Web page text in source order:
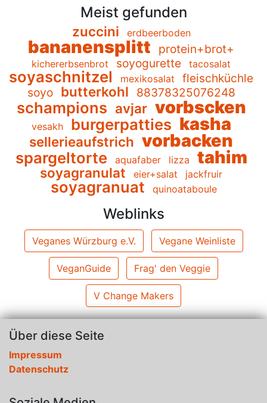
Meist gefunden
zuccini erdbeerboden
bananensplitt protein+brot+
kichererbsenbrot soyogurette tacosalat
soyaschnitzel mexikosalat
fleischküchle
soyo
butterkohl 88378325076248
schampions avjar vorbscken
vesakh burgerpatties kasha
sellerieaufstrich vorbacken
spargeltorte aquafaber lizza tahim
soyagranulat eier+salat jackfruir
soyagranuat quinoataboule
Weblinks
Veganes Würzburg e.V. Vegane Weinliste
VeganGuide Frag' den Veggie
V Change Makers
Über diese Seite
Impressum
Datenschutz